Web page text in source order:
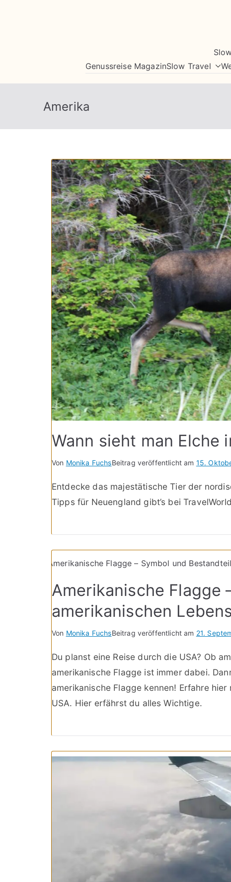
Genussreise MagazinSlow Travel
Amerika
Wann sieht man Elche
Von Monika FuchsBeitrag veröffentlicht am 15.
Entdecke das majestätische Tier der
Tipps für Neuengland gibt’s bei
Amerikanische Flagge
amerikanischen
Von Monika FuchsBeitrag veröffentlicht am 21.
Du planst eine Reise durch die USA? Ob
amerikanische Flagge ist immer dabei.
amerikanische Flagge kennen! Erfahre
USA. Hier erfährst du alles Wichtige.